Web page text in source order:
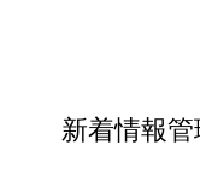
新着情報管